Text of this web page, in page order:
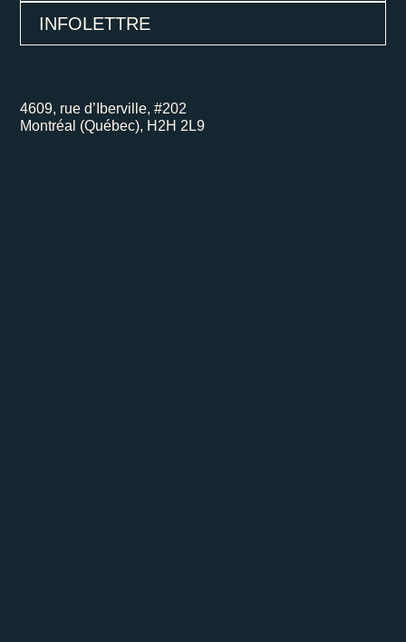
INFOLETTRE
4609, rue d’Iberville, #202
Montréal (Québec), H2H 2L9